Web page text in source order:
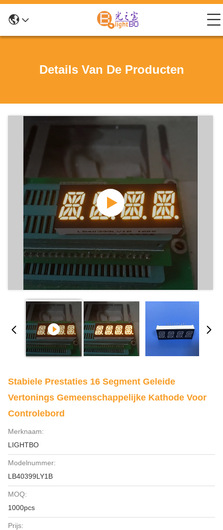
Details Van De Producten
Stabiele Prestaties 16 Segment Geleide
Vertonings Gemeenschappelijke Kathode Voor
Controlebord
Merknaam:
LIGHTBO
Modelnummer:
LB40399LY1B
MOQ:
1000pcs
Prijs: